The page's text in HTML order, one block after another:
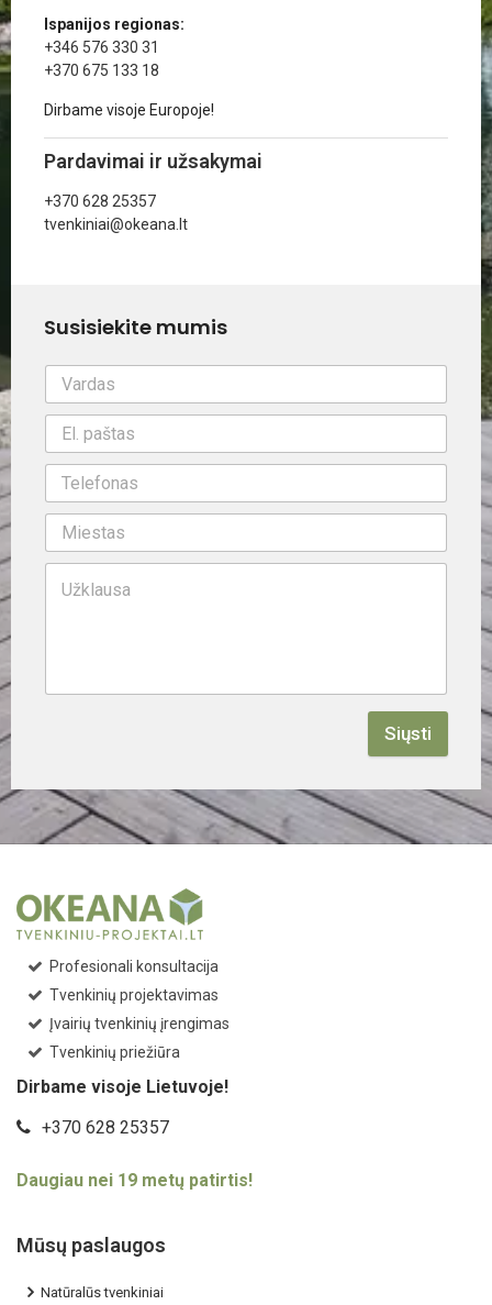
Ispanijos regionas:
+346 576 330 31
+370 675 133 18
Dirbame visoje Europoje!
Pardavimai ir užsakymai
+370 628 25357
tvenkiniai@okeana.lt
Susisiekite mumis
Siųsti
Profesionali konsultacija
Tvenkinių projektavimas
Įvairių tvenkinių įrengimas
Tvenkinių priežiūra
Dirbame visoje Lietuvoje!
+370 628 25357
Daugiau nei 19 metų patirtis!
Mūsų paslaugos
Natūralūs tvenkiniai